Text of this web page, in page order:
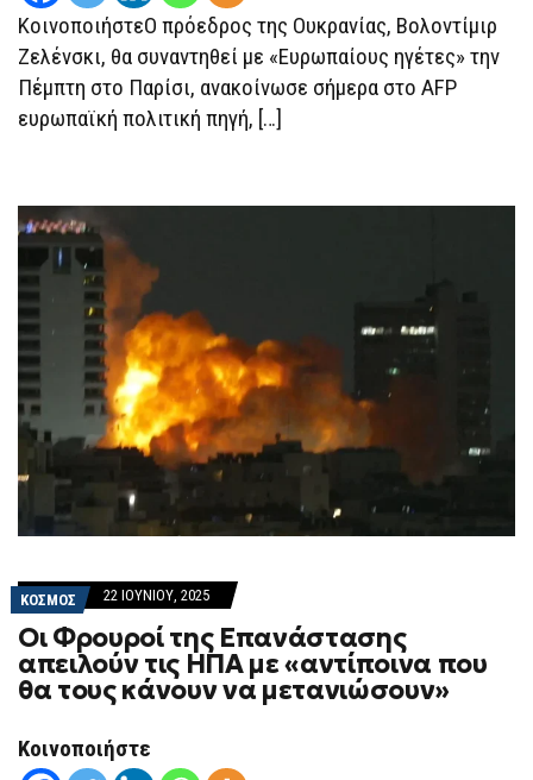
ΤΡΑΜΠ
ΚοινοποιήστεO πρόεδρος της Ουκρανίας, Βολοντίμιρ
Ζελένσκι, θα συναντηθεί με «Ευρωπαίους ηγέτες» την
Πέμπτη στο Παρίσι, ανακοίνωσε σήμερα στο AFP
ευρωπαϊκή πολιτική πηγή, […]
ΚΟΣΜΟΣ 22 ΙΟΥΝΊΟΥ, 2025
Οι Φρουροί της Επανάστασης
απειλούν τις ΗΠΑ με «αντίποινα που
θα τους κάνουν να μετανιώσουν»
Κοινοποιήστε